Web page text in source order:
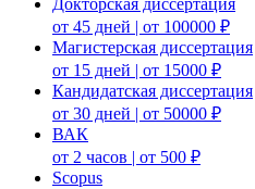
Докторская диссертация
от 45 дней | от 100000 ₽
Магистерская диссертация
от 15 дней | от 15000 ₽
Кандидатская диссертация
от 30 дней | от 50000 ₽
ВАК
от 2 часов | от 500 ₽
Scopus